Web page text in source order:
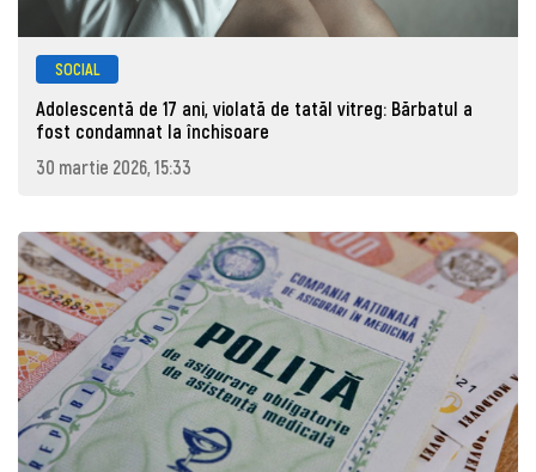
SOCIAL
Adolescentă de 17 ani, violată de tatăl vitreg: Bărbatul a
fost condamnat la închisoare
30 martie 2026, 15:33